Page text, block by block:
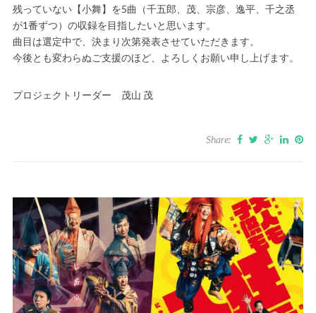
残っていない【小舞】を5曲（千五郎、茂、宗彦、逸平、千之丞
が1番ずつ）の収録を目指したいと思います。
曲目は選定中で、決まり次第発表させていただきます。
今後とも変わらぬご支援のほど、よろしくお願い申し上げます。
プロジェクトリーダー 茂山 茂
Share: